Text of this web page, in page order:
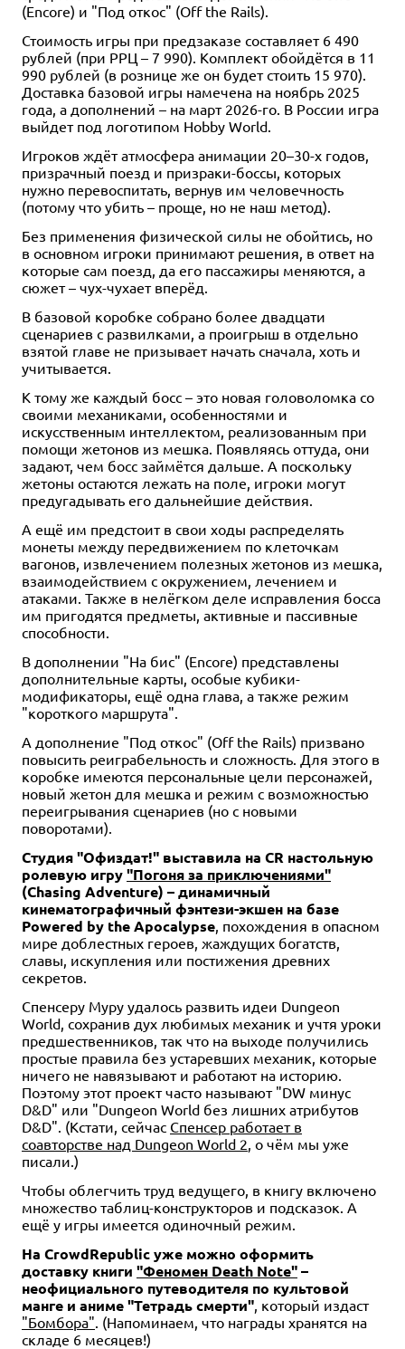
(Encore) и "Под откос" (Off the Rails).
Стоимость игры при предзаказе составляет 6 490
рублей (при РРЦ – 7 990). Комплект обойдётся в 11
990 рублей (в рознице же он будет стоить 15 970).
Доставка базовой игры намечена на ноябрь 2025
года, а дополнений – на март 2026-го. В России игра
выйдет под логотипом Hobby World.
Игроков ждёт атмосфера анимации 20–30-х годов,
призрачный поезд и призраки-боссы, которых
нужно перевоспитать, вернув им человечность
(потому что убить – проще, но не наш метод).
Без применения физической силы не обойтись, но
в основном игроки принимают решения, в ответ на
которые сам поезд, да его пассажиры меняются, а
сюжет – чух-чухает вперёд.
В базовой коробке собрано более двадцати
сценариев с развилками, а проигрыш в отдельно
взятой главе не призывает начать сначала, хоть и
учитывается.
К тому же каждый босс – это новая головоломка со
своими механиками, особенностями и
искусственным интеллектом, реализованным при
помощи жетонов из мешка. Появляясь оттуда, они
задают, чем босс займётся дальше. А поскольку
жетоны остаются лежать на поле, игроки могут
предугадывать его дальнейшие действия.
А ещё им предстоит в свои ходы распределять
монеты между передвижением по клеточкам
вагонов, извлечением полезных жетонов из мешка,
взаимодействием с окружением, лечением и
атаками. Также в нелёгком деле исправления босса
им пригодятся предметы, активные и пассивные
способности.
В дополнении "На бис" (Encore) представлены
дополнительные карты, особые кубики-
модификаторы, ещё одна глава, а также режим
"короткого маршрута".
А дополнение "Под откос" (Off the Rails) призвано
повысить реиграбельность и сложность. Для этого в
коробке имеются персональные цели персонажей,
новый жетон для мешка и режим с возможностью
переигрывания сценариев (но с новыми
поворотами).
Студия "Офиздат!" выставила на CR настольную
ролевую игру"Погоня за приключениями"
(Chasing Adventure) – динамичный
кинематографичный фэнтези-экшен на базе
Powered by the Apocalypse , похождения в опасном
мире доблестных героев, жаждущих богатств,
славы, искупления или постижения древних
секретов.
Спенсеру Муру удалось развить идеи Dungeon
World, сохранив дух любимых механик и учтя уроки
предшественников, так что на выходе получились
простые правила без устаревших механик, которые
ничего не навязывают и работают на историю.
Поэтому этот проект часто называют "DW минус
D&D" или "Dungeon World без лишних атрибутов
D&D". (Кстати, сейчас Спенсер работает в
соавторстве над Dungeon World 2 , о чём мы уже
писали.)
Чтобы облегчить труд ведущего, в книгу включено
множество таблиц-конструкторов и подсказок. А
ещё у игры имеется одиночный режим.
На CrowdRepublic уже можно оформить
доставку книги "Феномен Death Note"–
неофициального путеводителя по культовой
манге и аниме "Тетрадь смерти" , который издаст
"Бомбора" . (Напоминаем, что награды хранятся на
складе 6 месяцев!)